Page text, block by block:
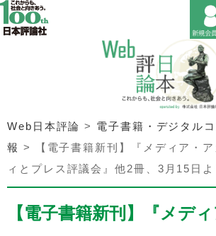
Web日本評論 > 電子書籍・デジタル
報 >
【電子書籍新刊】『メディア・
ィとプレス評議会』他2冊、3月15日よ
【電子書籍新刊】『メデ